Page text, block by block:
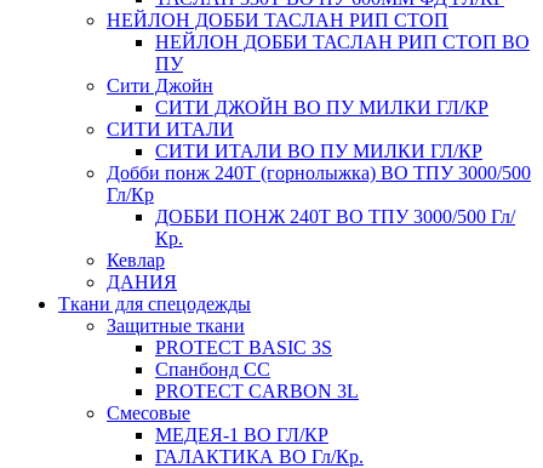
НЕЙЛОН ДОББИ ТАСЛАН РИП СТОП
НЕЙЛОН ДОББИ ТАСЛАН РИП СТОП ВО
ПУ
Сити Джойн
СИТИ ДЖОЙН ВО ПУ МИЛКИ ГЛ/КР
СИТИ ИТАЛИ
СИТИ ИТАЛИ ВО ПУ МИЛКИ ГЛ/КР
Добби понж 240Т (горнолыжка) ВО ТПУ 3000/500
Гл/Кр
ДОББИ ПОНЖ 240Т ВО ТПУ 3000/500 Гл/
Кр.
Кевлар
ДАНИЯ
Ткани для спецодежды
Защитные ткани
PROTECT BASIC 3S
Спанбонд СС
PROTECT CARBON 3L
Смесовые
МЕДЕЯ-1 ВО ГЛ/КР
ГАЛАКТИКА ВО Гл/Кр.